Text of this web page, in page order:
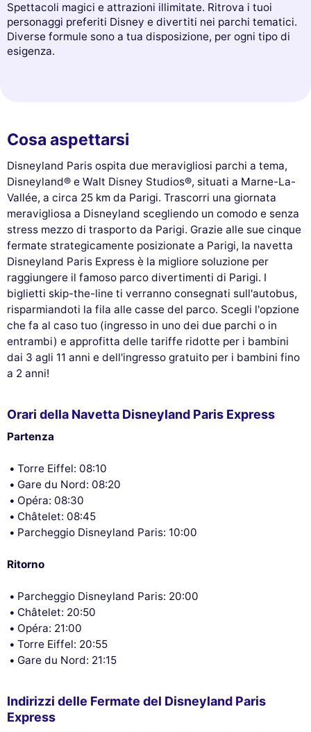
Spettacoli magici e attrazioni illimitate. Ritrova i tuoi
personaggi preferiti Disney e divertiti nei parchi tematici.
Diverse formule sono a tua disposizione, per ogni tipo di
esigenza.
Cosa aspettarsi
Disneyland Paris ospita due meravigliosi parchi a tema,
Disneyland® e Walt Disney Studios®, situati a Marne-La-
Vallée, a circa 25 km da Parigi. Trascorri una giornata
meravigliosa a Disneyland scegliendo un comodo e senza
stress mezzo di trasporto da Parigi. Grazie alle sue cinque
fermate strategicamente posizionate a Parigi, la navetta
Disneyland Paris Express è la migliore soluzione per
raggiungere il famoso parco divertimenti di Parigi. I
biglietti skip-the-line ti verranno consegnati sull'autobus,
risparmiandoti la fila alle casse del parco. Scegli l'opzione
che fa al caso tuo (ingresso in uno dei due parchi o in
entrambi) e approfitta delle tariffe ridotte per i bambini
dai 3 agli 11 anni e dell'ingresso gratuito per i bambini fino
a 2 anni!
Orari della Navetta Disneyland Paris Express
Partenza
Torre Eiffel: 08:10
Gare du Nord: 08:20
Opéra: 08:30
Châtelet: 08:45
Parcheggio Disneyland Paris: 10:00
Ritorno
Parcheggio Disneyland Paris: 20:00
Châtelet: 20:50
Opéra: 21:00
Torre Eiffel: 20:55
Gare du Nord: 21:15
Indirizzi delle Fermate del Disneyland Paris
Express